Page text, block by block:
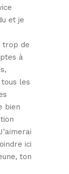
et je
trop de
à
les
bien
ici
ton